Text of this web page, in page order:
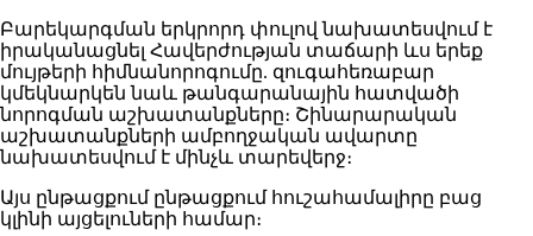
Բարեկարգման երկրորդ փուլով նախատեսվում է
իրականացնել Հավերժության տաճարի ևս երեք
մույթերի հիմնանորոգումը. զուգահեռաբար
կմեկնարկեն նաև թանգարանային հատվածի
նորոգման աշխատանքները։ Շինարարական
աշխատանքների ամբողջական ավարտը
նախատեսվում է մինչև տարեվերջ։
Այս ընթացքում ընթացքում հուշահամալիրը բաց
կլինի այցելուների համար։